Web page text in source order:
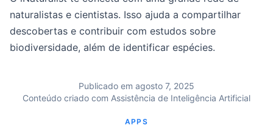
naturalistas e cientistas. Isso ajuda a compartilhar
descobertas e contribuir com estudos sobre
biodiversidade, além de identificar espécies.
Publicado em agosto 7, 2025
Conteúdo criado com Assistência de Inteligência Artificial
APPS